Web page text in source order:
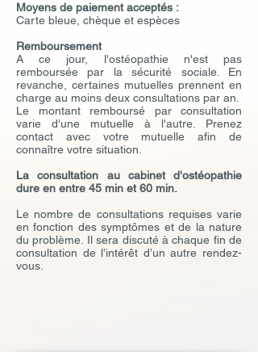
Moyens de paiement acceptés :
Carte bleue, chèque et espèces
Remboursement
A ce jour, l'ostéopathie n'est pas
remboursée par la sécurité sociale. En
revanche, certaines mutuelles prennent en
charge au moins deux consultations par an.
Le montant remboursé par consultation
varie d'une mutuelle à l'autre. Prenez
contact avec votre mutuelle afin de
connaître votre situation.
La consultation au cabinet d'ostéopathie
dure en entre 45 min et 60 min.
Le nombre de consultations requises varie
en fonction des symptômes et de la nature
du problème. Il sera discuté à chaque fin de
consultation de l’intérêt d’un autre rendez-
vous.